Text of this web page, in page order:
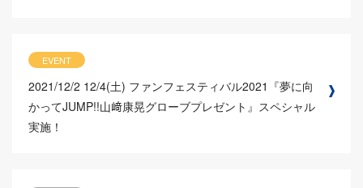
EVENT
2021/12/2 12/4(土) ファンフェスティバル2021『夢に向
かってJUMP!!山﨑康晃グローブプレゼント』スペシャル
実施！